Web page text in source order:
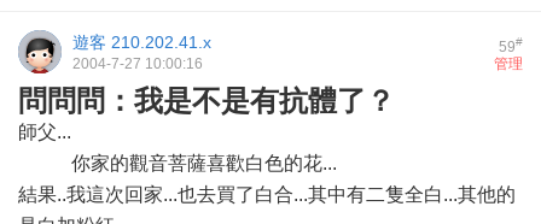
59#
遊客 210.202.41.x
管理
2004-7-27 10:00:16
問問問：我是不是有抗體了？
師父...
你家的觀音菩薩喜歡白色的花...
結果..我這次回家...也去買了白合...其中有二隻全白...其他的